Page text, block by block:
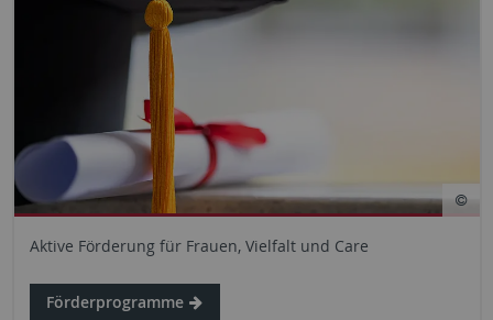
Aktive Förderung für Frauen, Vielfalt und Care
Förderprogramme